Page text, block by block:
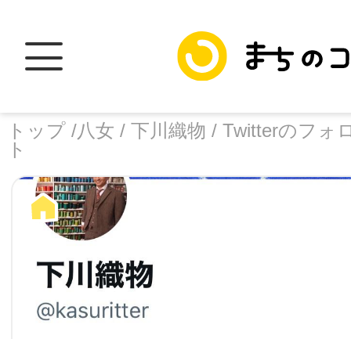
トップ /八女 / 下川織物 / Twitterのフォ
ト
X
加盟スポットに